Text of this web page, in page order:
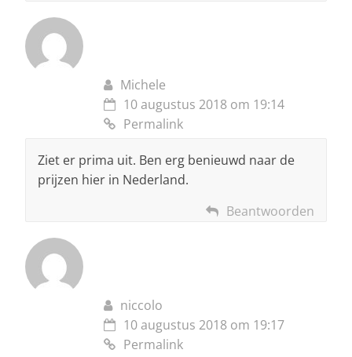
Michele
10 augustus 2018 om 19:14
Permalink
Ziet er prima uit. Ben erg benieuwd naar de
prijzen hier in Nederland.
Beantwoorden
niccolo
10 augustus 2018 om 19:17
Permalink